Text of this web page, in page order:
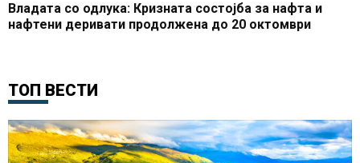
Владата со одлука: Кризната состојба за нафта и
нафтени деривати продолжена до 20 октомври
ТОП ВЕСТИ